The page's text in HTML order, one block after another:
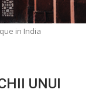
in India
UNUI